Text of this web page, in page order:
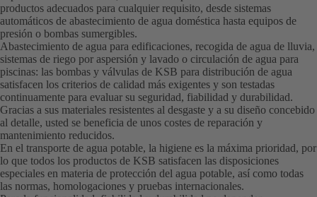
productos adecuados para cualquier requisito, desde sistemas
automáticos de abastecimiento de agua doméstica hasta equipos de
presión o bombas sumergibles.
Abastecimiento de agua para edificaciones, recogida de agua de lluvia,
sistemas de riego por aspersión y lavado o circulación de agua para
piscinas: las bombas y válvulas de KSB para distribución de agua
satisfacen los criterios de calidad más exigentes y son testadas
continuamente para evaluar su seguridad, fiabilidad y durabilidad.
Gracias a sus materiales resistentes al desgaste y a su diseño concebido
al detalle, usted se beneficia de unos costes de reparación y
mantenimiento reducidos.
En el transporte de agua potable, la higiene es la máxima prioridad, por
lo que todos los productos de KSB satisfacen las disposiciones
especiales en materia de protección del agua potable, así como todas
las normas, homologaciones y pruebas internacionales.